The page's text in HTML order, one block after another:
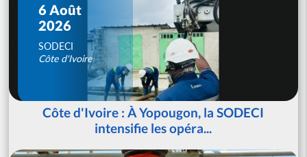
6 Août
2026
SODECI
Côte d'Ivoire
Côte d'Ivoire : À Yopougon, la SODECI
intensifie les opéra...